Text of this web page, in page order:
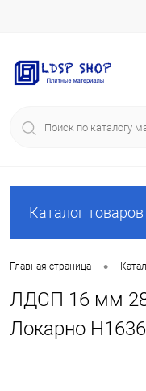
Каталог товаров
Главная страница •
ЛДСП 16 мм
Локарно